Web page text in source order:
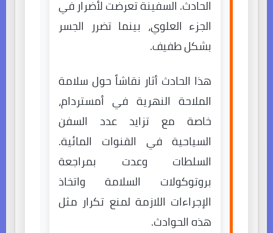
الحادث. السفينة تعرضت لأضرار في
الجزء العلوي، بينما تضرر الجسر
بشكل طفيف.
هذا الحادث أثار نقاشاً حول سلامة
الملاحة النهرية في أمستردام،
خاصة مع تزايد عدد السفن
السياحية في القنوات المائية.
السلطات وعدت بمراجعة
بروتوكولات السلامة واتخاذ
الإجراءات اللازمة لمنع تكرار مثل
هذه الحوادث.